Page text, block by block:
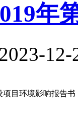
年
目环境影响报告